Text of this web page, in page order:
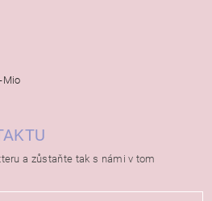
Mio
a zůstaňte tak s námi v tom